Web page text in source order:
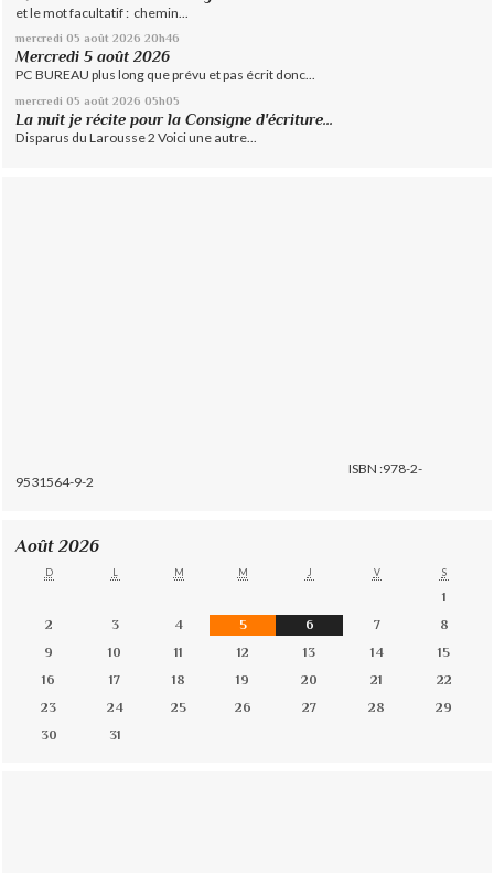
et le mot facultatif : chemin...
mercredi 05 août 2026 20h46
Mercredi 5 août 2026
PC BUREAU plus long que prévu et pas écrit donc...
mercredi 05 août 2026 05h05
La nuit je récite pour la Consigne d'écriture...
Disparus du Larousse 2 Voici une autre...
ISBN :978-2-
9531564-9-2
Août 2026
D L M M J V S
1
2
3 4 5 6 7
8
9
10 11 12 13 14
15
16
17 18 19 20 21
22
23
24 25 26 27 28
29
30
31